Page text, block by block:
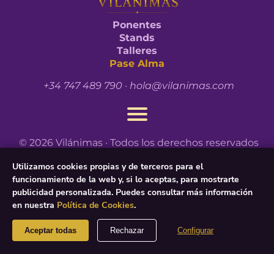
Utilizamos cookies propias y de terceros para el
funcionamiento de la web y, si lo aceptas, para mostrarte
publicidad personalizada. Puedes consultar más información
en nuestra Política de Cookies.
Aceptar todas Rechazar Configurar
Ponentes
Stands
Talleres
Pase Alma
+34 747 489 790 · hola@vilanimas.com
© 2026 Vilánimas · Todos los derechos reservados
Diseño web ★Paqui Cuesta